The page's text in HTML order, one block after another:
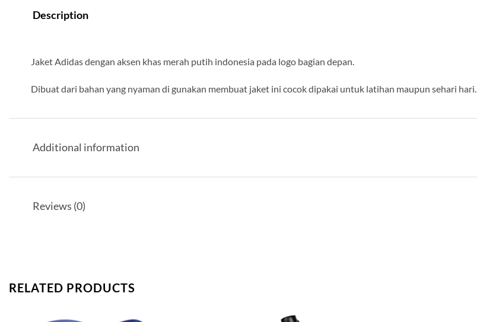
Description
Jaket Adidas dengan aksen khas merah putih indonesia pada logo bagian depan.
Dibuat dari bahan yang nyaman di gunakan membuat jaket ini cocok dipakai untuk latihan maupun sehari hari.
Additional information
Reviews (0)
RELATED PRODUCTS